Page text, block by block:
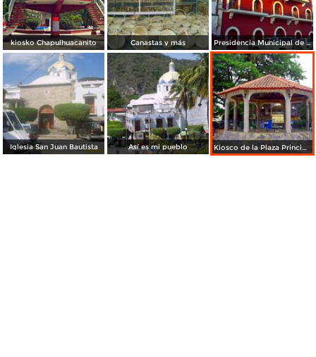
kiosko Chapulhuacanito Canastas y más Presidencia Municipal de Tamazunchale
Iglesia San Juan Bautista Así es mi pueblo Kiosco de la Plaza Principal